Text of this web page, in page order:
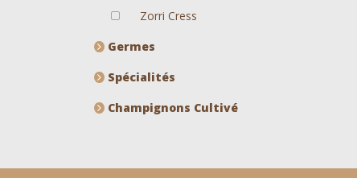
Zorri Cress
Germes
Spécialités
Champignons Cultivé